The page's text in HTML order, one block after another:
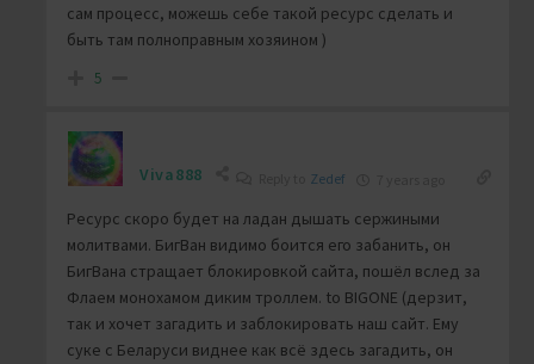
сам процесс, можешь себе такой ресурс сделать и
быть там полноправным хозяином )
5
Viva888 Zedef
Ресурс скоро будет на ладан дышать сержиными
молитвами. БигВан видимо боится его забанить, он
БигВана стращает блокировкой сайта, пошёл вслед за
Флаем монохамом диким троллем. to BIGONE (дерзит,
так и хочет загадить и заблокировать наш сайт. Ему
суке с Беларуси виднее как всё здесь загадить, он